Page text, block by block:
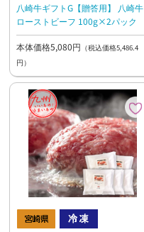
八崎牛ギフトG【贈答用】 八崎牛
ローストビーフ 100g×2パック
本体価格5,080円 （税込価格5,486.4
円）